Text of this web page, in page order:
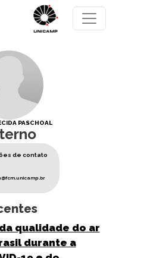
PASCHOAL
de contato
qualidade do ar
durante a